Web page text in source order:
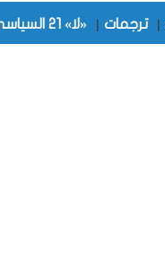
| ترجمات | «لا» 21 السياسي